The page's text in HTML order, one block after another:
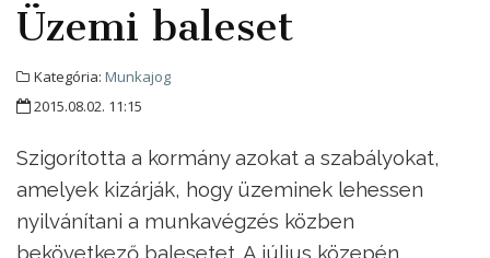
Üzemi baleset
Kategória: Munkajog
2015.08.02. 11:15
Szigorította a kormány azokat a szabályokat,
amelyek kizárják, hogy üzeminek lehessen
nyilvánítani a munkavégzés közben
bekövetkező balesetet. A július közepén